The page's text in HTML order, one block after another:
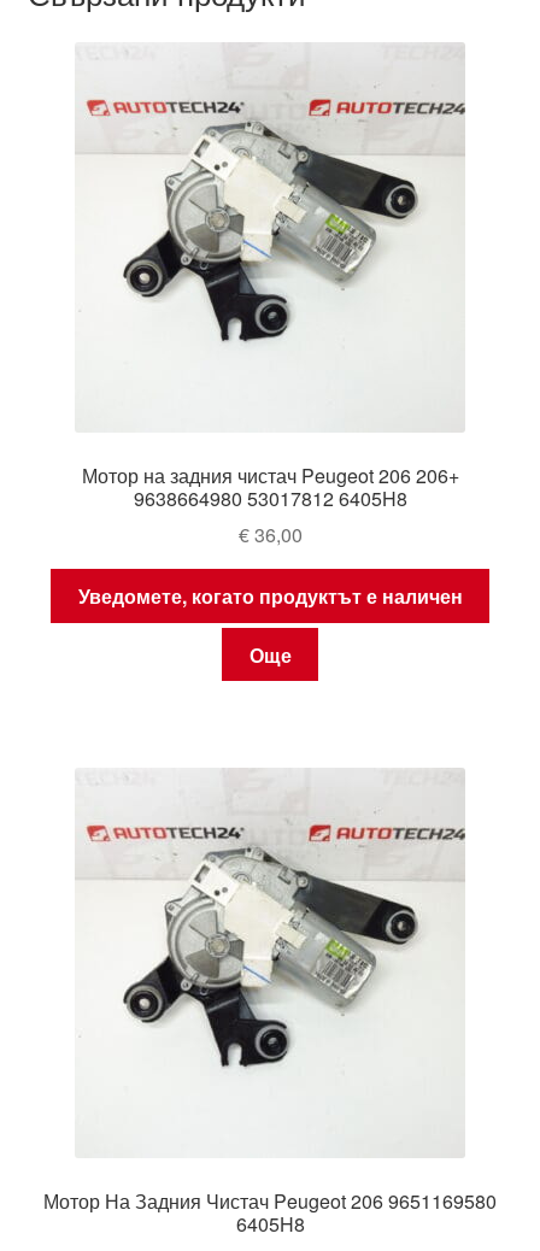
Мотор на задния чистач Peugeot 206 206+
9638664980 53017812 6405H8
€36,00
Уведомете, когато продуктът е наличен
Още
Мотор На Задния Чистач Peugeot 206 9651169580
6405H8